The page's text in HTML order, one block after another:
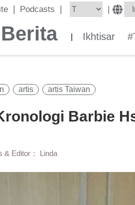
Podcasts |
Berita Ikhtisar
artis artis Taiwan
Barbie
& Editor： Linda